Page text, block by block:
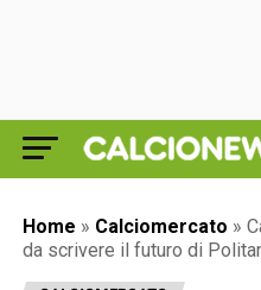
Home » Calciomercato »
da scrivere il futuro di